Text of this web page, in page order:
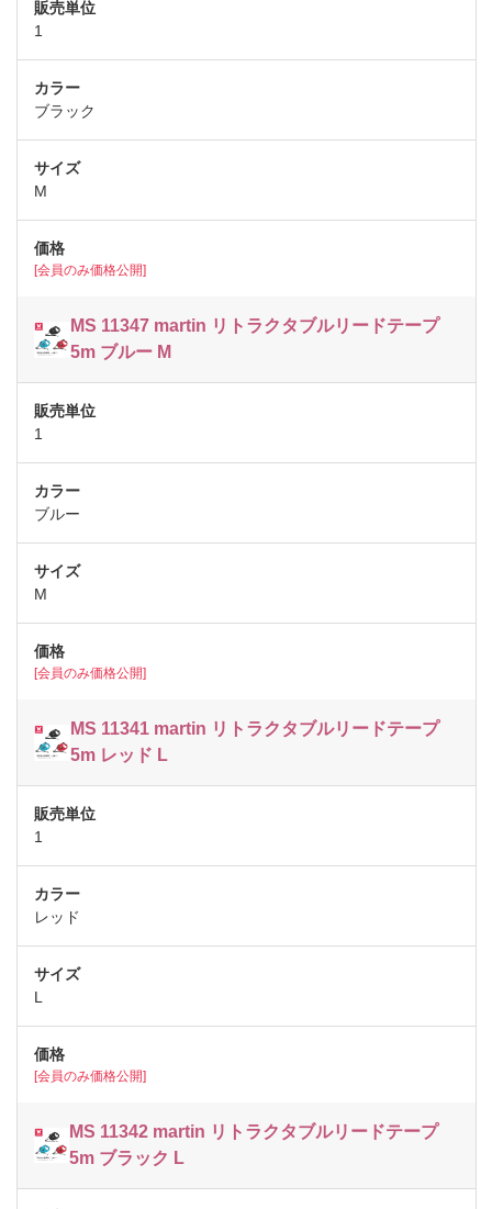
1
ブラック
M
[会員のみ価格公開]
MS 11347 martin リトラクタブルリードテープ
5m ブルー M
1
ブルー
M
[会員のみ価格公開]
MS 11341 martin リトラクタブルリードテープ
5m レッド L
1
レッド
L
[会員のみ価格公開]
MS 11342 martin リトラクタブルリードテープ
5m ブラック L